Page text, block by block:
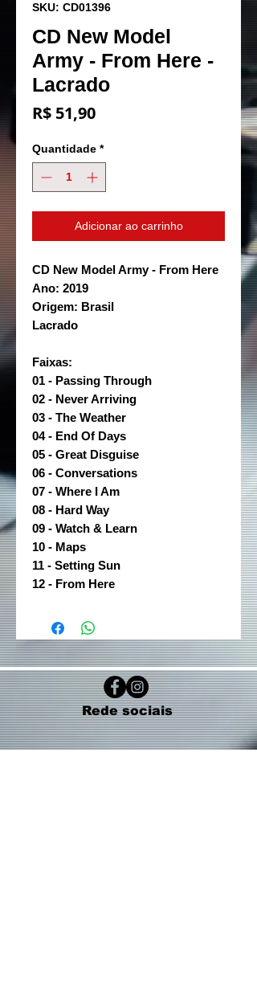
SKU: CD01396
CD New Model
Army - From Here -
Lacrado
R$ 51,90Preço
Quantidade *
Adicionar ao carrinho
CD New Model Army - From Here
Ano: 2019
Origem: Brasil
Lacrado
Faixas:
01 - Passing Through
02 - Never Arriving
03 - The Weather
04 - End Of Days
05 - Great Disguise
06 - Conversations
07 - Where I Am
08 - Hard Way
09 - Watch & Learn
10 - Maps
11 - Setting Sun
12 - From Here
Rede sociais